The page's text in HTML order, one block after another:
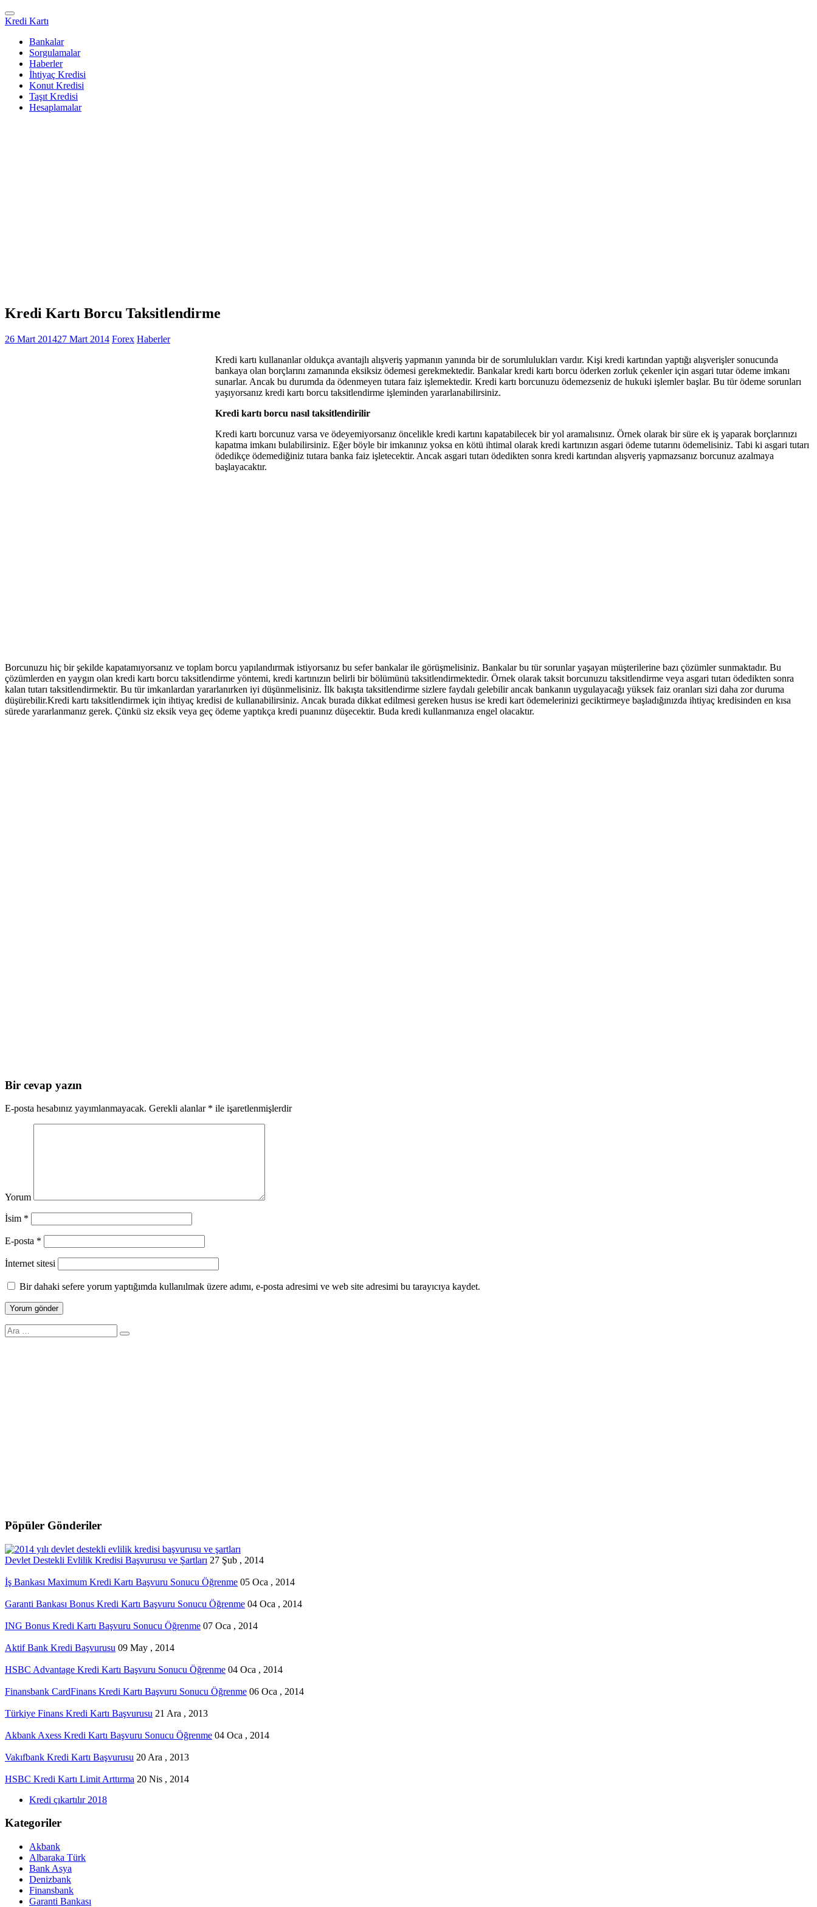
Kredi Kartı
Bankalar
Sorgulamalar
Haberler
İhtiyaç Kredisi
Konut Kredisi
Taşıt Kredisi
Hesaplamalar
Kredi Kartı Borcu Taksitlendirme
26 Mart 201427 Mart 2014 Forex Haberler
Kredi kartı kullananlar oldukça avantajlı alışveriş yapmanın yanında bir de sorumlulukları vardır. Kişi kredi kartından yaptığı alışverişler sonucunda
bankaya olan borçlarını zamanında eksiksiz ödemesi gerekmektedir. Bankalar kredi kartı borcu öderken zorluk çekenler için asgari tutar ödeme imkanı
sunarlar. Ancak bu durumda da ödenmeyen tutara faiz işlemektedir. Kredi kartı borcunuzu ödemezseniz de hukuki işlemler başlar. Bu tür ödeme sorunları
yaşıyorsanız kredi kartı borcu taksitlendirme işleminden yararlanabilirsiniz.
Kredi kartı borcu nasıl taksitlendirilir
Kredi kartı borcunuz varsa ve ödeyemiyorsanız öncelikle kredi kartını kapatabilecek bir yol aramalısınız. Örnek olarak bir süre ek iş yaparak borçlarınızı
kapatma imkanı bulabilirsiniz. Eğer böyle bir imkanınız yoksa en kötü ihtimal olarak kredi kartınızın asgari ödeme tutarını ödemelisiniz. Tabi ki asgari tutarı
ödedikçe ödemediğiniz tutara banka faiz işletecektir. Ancak asgari tutarı ödedikten sonra kredi kartından alışveriş yapmazsanız borcunuz azalmaya
başlayacaktır.
Borcunuzu hiç bir şekilde kapatamıyorsanız ve toplam borcu yapılandırmak istiyorsanız bu sefer bankalar ile görüşmelisiniz. Bankalar bu tür sorunlar yaşayan müşterilerine bazı çözümler sunmaktadır. Bu
çözümlerden en yaygın olan kredi kartı borcu taksitlendirme yöntemi, kredi kartınızın belirli bir bölümünü taksitlendirmektedir. Örnek olarak taksit borcunuzu taksitlendirme veya asgari tutarı ödedikten sonra
kalan tutarı taksitlendirmektir. Bu tür imkanlardan yararlanırken iyi düşünmelisiniz. İlk bakışta taksitlendirme sizlere faydalı gelebilir ancak bankanın uygulayacağı yüksek faiz oranları sizi daha zor duruma
düşürebilir.Kredi kartı taksitlendirmek için ihtiyaç kredisi de kullanabilirsiniz. Ancak burada dikkat edilmesi gereken husus ise kredi kart ödemelerinizi geciktirmeye başladığınızda ihtiyaç kredisinden en kısa
sürede yararlanmanız gerek. Çünkü siz eksik veya geç ödeme yaptıkça kredi puanınız düşecektir. Buda kredi kullanmanıza engel olacaktır.
Bir cevap yazın
E-posta hesabınız yayımlanmayacak. Gerekli alanlar * ile işaretlenmişlerdir
Yorum
İsim *
E-posta *
İnternet sitesi
Bir dahaki sefere yorum yaptığımda kullanılmak üzere adımı, e-posta adresimi ve web site adresimi bu tarayıcıya kaydet.
Search
for:
Pöpüler Gönderiler
Devlet Destekli Evlilik Kredisi Başvurusu ve Şartları 27 Şub , 2014
İş Bankası Maximum Kredi Kartı Başvuru Sonucu Öğrenme 05 Oca , 2014
Garanti Bankası Bonus Kredi Kartı Başvuru Sonucu Öğrenme 04 Oca , 2014
ING Bonus Kredi Kartı Başvuru Sonucu Öğrenme 07 Oca , 2014
Aktif Bank Kredi Başvurusu 09 May , 2014
HSBC Advantage Kredi Kartı Başvuru Sonucu Öğrenme 04 Oca , 2014
Finansbank CardFinans Kredi Kartı Başvuru Sonucu Öğrenme 06 Oca , 2014
Türkiye Finans Kredi Kartı Başvurusu 21 Ara , 2013
Akbank Axess Kredi Kartı Başvuru Sonucu Öğrenme 04 Oca , 2014
Vakıfbank Kredi Kartı Başvurusu 20 Ara , 2013
HSBC Kredi Kartı Limit Arttırma 20 Nis , 2014
Kredi çıkartılır 2018
Kategoriler
Akbank
Albaraka Türk
Bank Asya
Denizbank
Finansbank
Garanti Bankası